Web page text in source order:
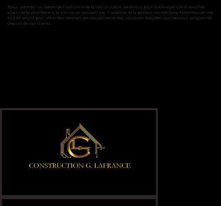
Nous sommes un leader de l’industrie de la construction, reconnus pour notre expertise diversifiée
allant de la plomberie à la toiture, en passant par l’isolation et la gestion immobilière. Notre équipe met
tout en œuvre pour offrir des services personnalisés et des solutions adaptées aux besoins uniques de
chacun de nos clients.